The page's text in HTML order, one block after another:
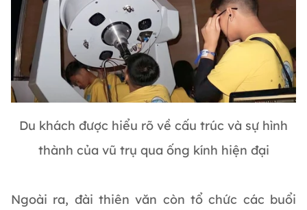
Du khách được hiểu rõ về cấu trúc và sự hình
thành của vũ trụ qua ống kính hiện đại
Ngoài ra, đài thiên văn còn tổ chức các buổi